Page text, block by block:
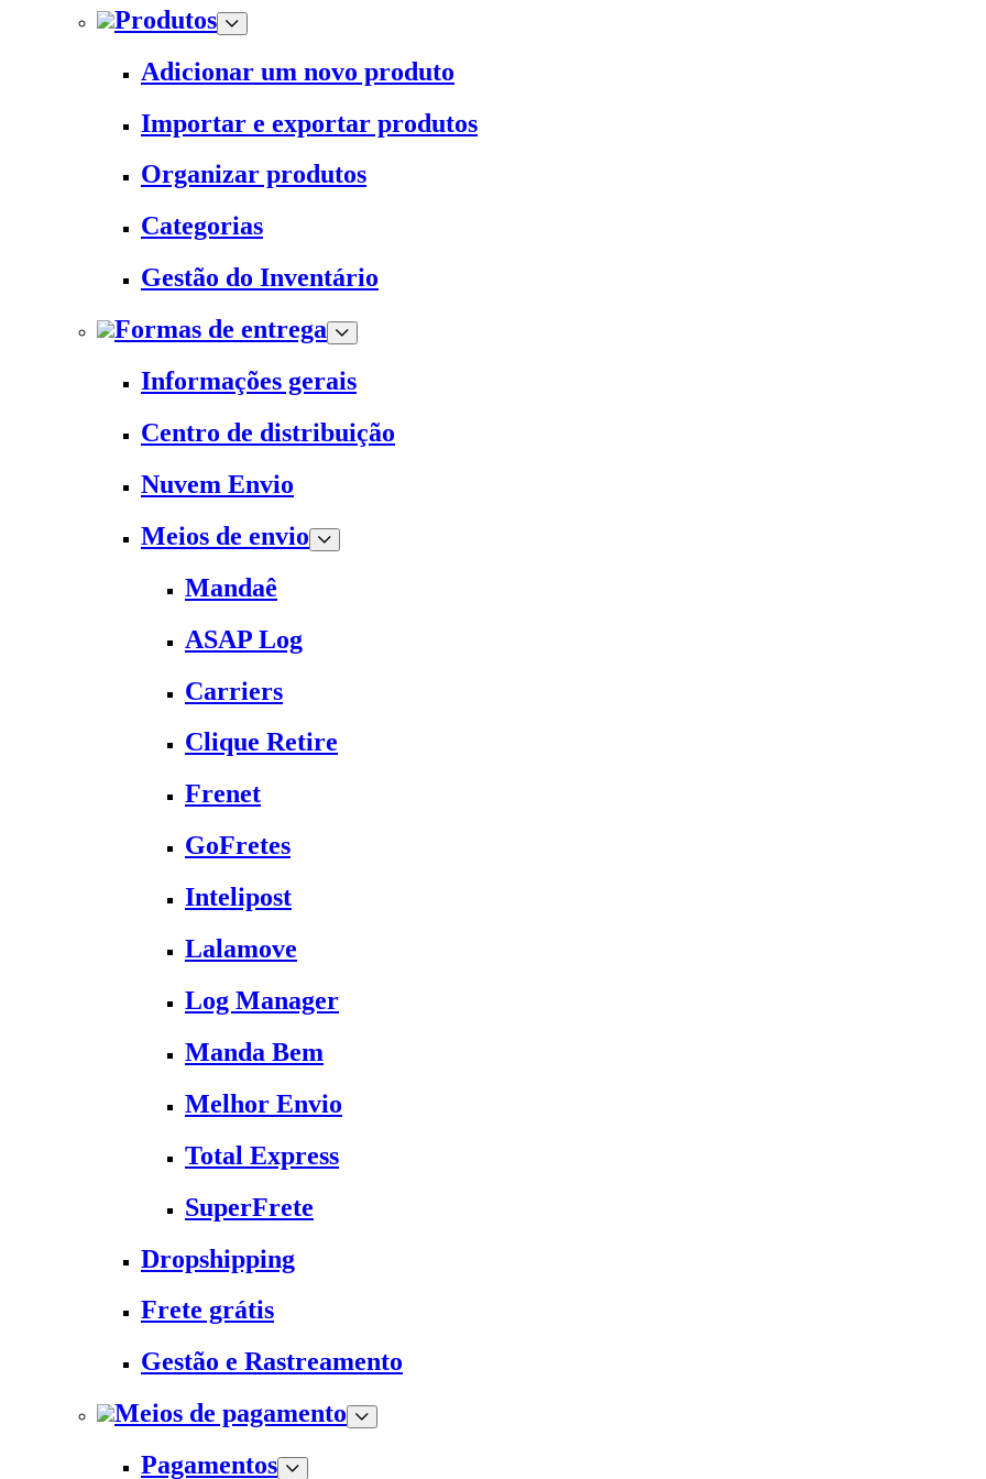
Produtos
Adicionar um novo produto
Importar e exportar produtos
Organizar produtos
Categorias
Gestão do Inventário
Formas de entrega
Informações gerais
Centro de distribuição
Nuvem Envio
Meios de envio
Mandaê
ASAP Log
Carriers
Clique Retire
Frenet
GoFretes
Intelipost
Lalamove
Log Manager
Manda Bem
Melhor Envio
Total Express
SuperFrete
Dropshipping
Frete grátis
Gestão e Rastreamento
Meios de pagamento
Pagamentos